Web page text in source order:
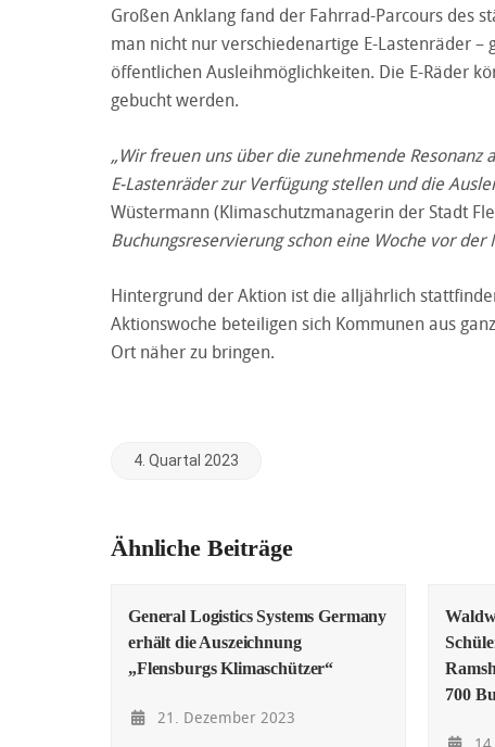
Großen Anklang fand der Fahrrad-Parcours des
man nicht nur verschiedenartige E-Lastenräder
öffentlichen Ausleihmöglichkeiten. Die E-Räder
gebucht werden.
„Wir freuen uns über die zunehmende
E-Lastenräder zur Verfügung stellen und die
Wüstermann (Klimaschutzmanagerin der Stadt
Buchungsreservierung schon eine Woche vor
Hintergrund der Aktion ist die alljährlich
Aktionswoche beteiligen sich Kommunen aus
Ort näher zu bringen.
4. Quartal 2023
Ähnliche Beiträge
General Logistics Systems Germany
erhält die Auszeichnung
„Flensburgs Klimaschützer“
21. Dezember 2023
700